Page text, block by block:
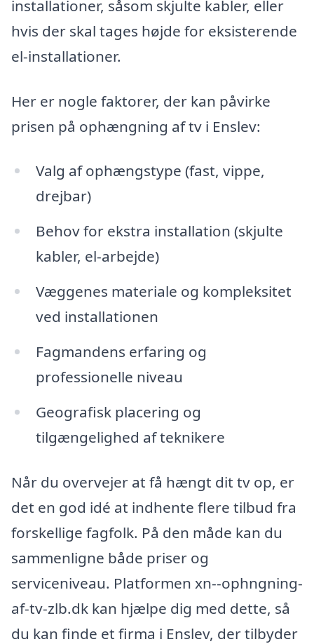
installationer, såsom skjulte kabler, eller
hvis der skal tages højde for eksisterende
el-installationer.
Her er nogle faktorer, der kan påvirke
prisen på ophængning af tv i Enslev:
Valg af ophængstype (fast, vippe,
drejbar)
Behov for ekstra installation (skjulte
kabler, el-arbejde)
Væggenes materiale og kompleksitet
ved installationen
Fagmandens erfaring og
professionelle niveau
Geografisk placering og
tilgængelighed af teknikere
Når du overvejer at få hængt dit tv op, er
det en god idé at indhente flere tilbud fra
forskellige fagfolk. På den måde kan du
sammenligne både priser og
serviceniveau. Platformen xn--ophngning-
af-tv-zlb.dk kan hjælpe dig med dette, så
du kan finde et firma i Enslev, der tilbyder